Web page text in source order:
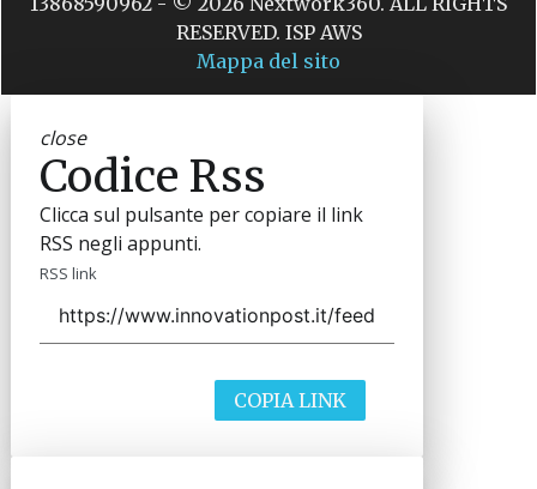
RESERVED. ISP AWS
Mappa del sito
close
Codice Rss
Clicca sul pulsante per copiare il link
RSS negli appunti.
RSS link
COPIA LINK